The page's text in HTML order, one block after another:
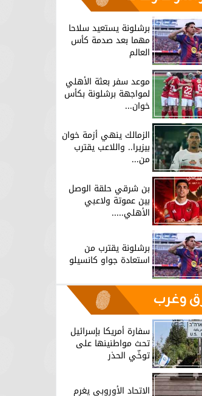
برشلونة يستعيد سلاحا
مهما بعد صدمة كأس
العالم
موعد سفر بعثة الأهلي
لمواجهة برشلونة بكأس
خوان...
الزمالك ينهي أزمة خوان
بيزيرا.. واللاعب يقترب
من...
بن شرقي حلقة الوصل
بين عموتة ولاعبي
الأهلي.....
برشلونة يقترب من
استعادة جواو كانسيلو
وغرب
سفارة أمريكا بإسرائيل
تحث مواطنينها على
توخّي الحذر
الاتحاد الأوروبي يغرم